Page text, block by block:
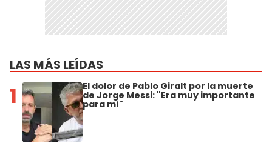
LAS MÁS LEÍDAS
1 El dolor de Pablo Giralt por la muerte
de Jorge Messi: "Era muy importante
para mí"